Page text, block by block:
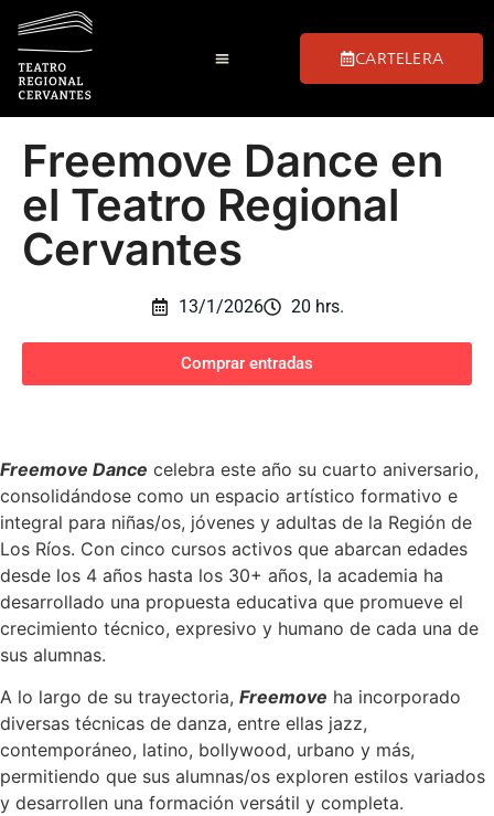
CARTELERA
Freemove Dance en
el Teatro Regional
Cervantes
13/1/2026 20 hrs.
Comprar entradas
Freemove Dance celebra este año su cuarto aniversario,
consolidándose como un espacio artístico formativo e
integral para niñas/os, jóvenes y adultas de la Región de
Los Ríos. Con cinco cursos activos que abarcan edades
desde los 4 años hasta los 30+ años, la academia ha
desarrollado una propuesta educativa que promueve el
crecimiento técnico, expresivo y humano de cada una de
sus alumnas.
A lo largo de su trayectoria, Freemove ha incorporado
diversas técnicas de danza, entre ellas jazz,
contemporáneo, latino, bollywood, urbano y más,
permitiendo que sus alumnas/os exploren estilos variados
y desarrollen una formación versátil y completa.